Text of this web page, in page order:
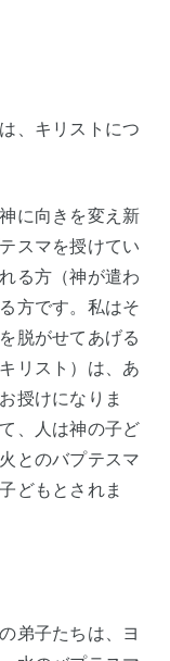
、キリストにつ
に向きを変え新
スマを授けてい
る方（神が遣わ
方です。私はそ
脱がせてあげる
リスト）は、あ
授けになりま
、人は神の子ど
とのバプテスマ
どもとされま
弟子たちは、ヨ